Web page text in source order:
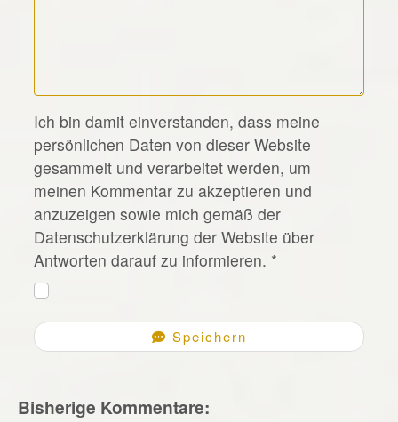
*
Ich bin damit einverstanden, dass meine
persönlichen Daten von dieser Website
gesammelt und verarbeitet werden, um
meinen Kommentar zu akzeptieren und
anzuzeigen sowie mich gemäß der
Datenschutzerklärung der Website über
Antworten darauf zu informieren. *
Speichern
Bisherige Kommentare: